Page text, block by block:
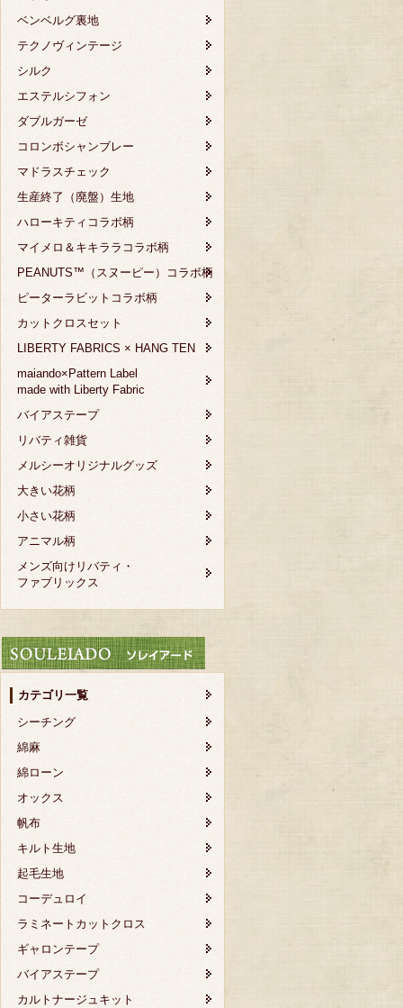
ベンベルグ裏地
テクノヴィンテージ
シルク
エステルシフォン
ダブルガーゼ
コロンボシャンブレー
マドラスチェック
生産終了（廃盤）生地
ハローキティコラボ柄
マイメロ＆キキララコラボ柄
PEANUTS™（スヌーピー）コラボ柄
ピーターラビットコラボ柄
カットクロスセット
LIBERTY FABRICS × HANG TEN
maiando×Pattern Label
made with Liberty Fabric
バイアステープ
リバティ雑貨
メルシーオリジナルグッズ
大きい花柄
小さい花柄
アニマル柄
メンズ向けリバティ・
ファブリックス
カテゴリ一覧
シーチング
綿麻
綿ローン
オックス
帆布
キルト生地
起毛生地
コーデュロイ
ラミネートカットクロス
ギャロンテープ
バイアステープ
カルトナージュキット